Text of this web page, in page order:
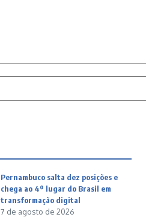
Pernambuco salta dez posições e
chega ao 4º lugar do Brasil em
transformação digital
7 de agosto de 2026